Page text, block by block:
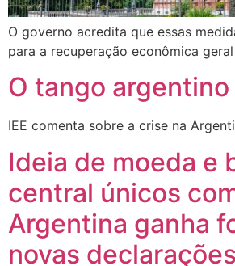
O governo acredita que essas
para a recuperação econômica
O tango argentino
IEE comenta sobre a crise na
Ideia de moeda e
central únicos
Argentina ganha
novas declarações